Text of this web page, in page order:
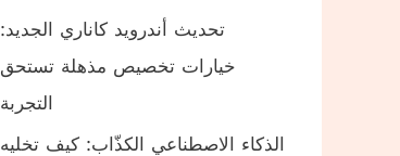
تحديث أندرويد كاناري الجديد:
خيارات تخصيص مذهلة تستحق
التجربة
الذكاء الاصطناعي الكذّاب: كيف تخليه